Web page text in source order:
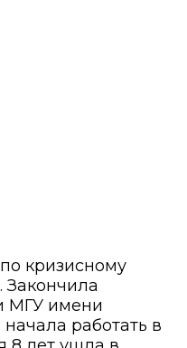
кризисному
МГУ имени
работать в